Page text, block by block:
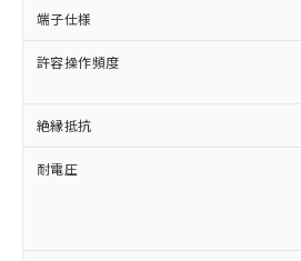
端子仕様
許容操作頻度
絶縁抵抗
耐電圧
以下の条件をお読みいただ
※1 対応状況
対応済み：EU RoHS指
非含有に対応した製品が提
す。
対応予定：EU RoHS指令（
有に対応した製品に切り替
対応予定なし：EU RoHS指
非含有に非対応の商品で、